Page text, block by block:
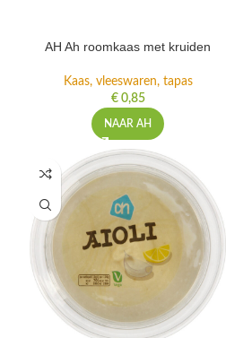
AH Ah roomkaas met kruiden
Kaas, vleeswaren, tapas
€0,85
NAAR AH